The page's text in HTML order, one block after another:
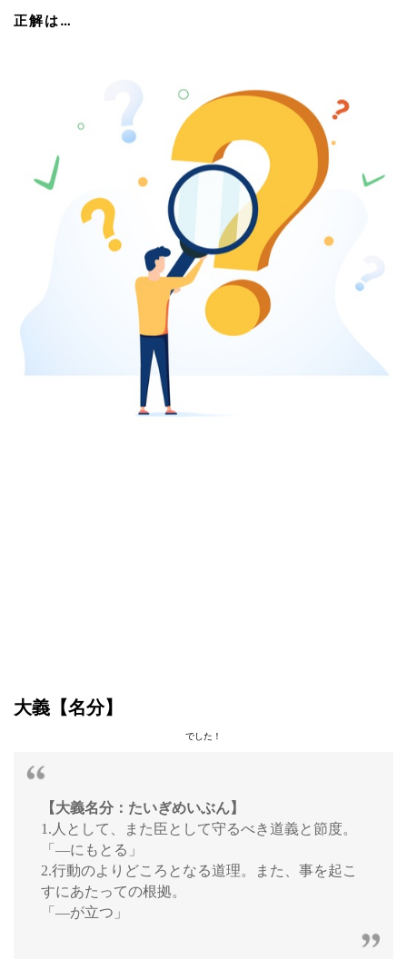
正解は…
大義【名分】
でした！
【大義名分：たいぎめいぶん】
1.人として、また臣として守るべき道義と節度。
「―にもとる」
2.行動のよりどころとなる道理。また、事を起こ
すにあたっての根拠。
「―が立つ」